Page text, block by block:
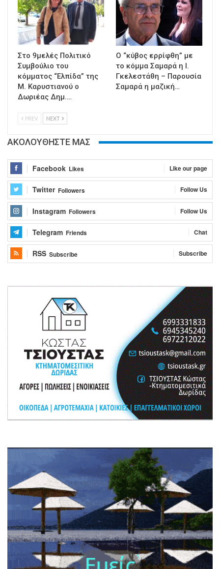
Στο 9μελές Πολιτικό
Συμβούλιο του
κόμματος “Ελπίδα” της
Μ. Καρυστιανού ο
Δωριέας Δημ.…
Ο “κύβος ερρίφθη” με
το κόμμα Σαμαρά η Ι.
Γκελεστάθη – Παρουσία
Σαμαρά η μαζική…
PREV NEXT
ΑΚΟΛΟΥΘΗΣΤΕ ΜΑΣ
Facebook Likes Like our page
Twitter Followers Follow Us
Instagram Followers Follow Us
Telegram Friends Chat
RSS Subscribe Subscribe